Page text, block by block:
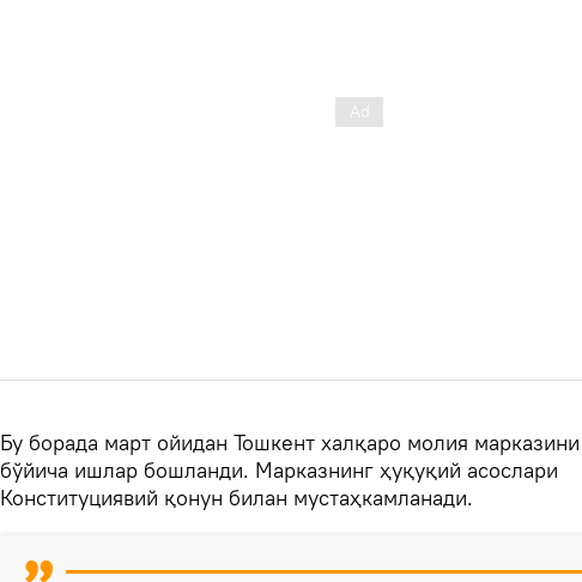
Бу борада март ойидан Тошкент халқаро молия
бўйича ишлар бошланди. Марказнинг ҳуқуқий асослари
Конституциявий қонун билан мустаҳкамланади.